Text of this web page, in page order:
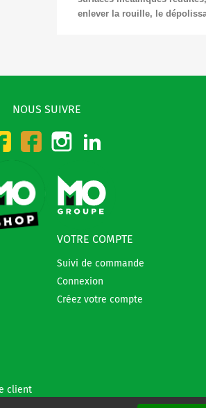
enlever la rouille, le
NOUS SUIVRE
Facebook-CMO
Facebook-DMO
Instagram
client
VOTRE COMPTE
Suivi de commande
Connexion
Créez votre compte